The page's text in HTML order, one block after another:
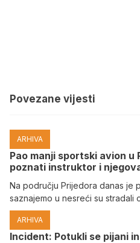
Povezane vijesti
ARHIVA
Pao manji sportski avion u
poznati instruktor i
Na području Prijedora danas je
saznajemo u nesreći su stradali
ARHIVA
Incident: Potukli se pijani